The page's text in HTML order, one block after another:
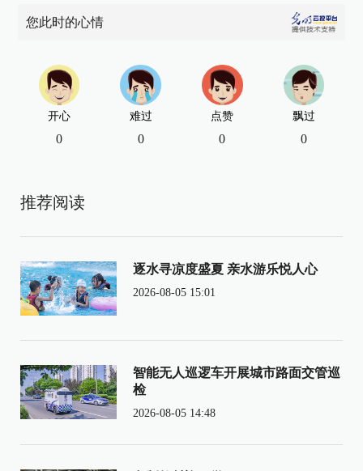
您此时的心情
开心
0
难过
0
点赞
0
飘过
0
推荐阅读
逐水寻凉度盛夏 亲水游乐悦人心
2026-08-05 15:01
智能无人巡逻车开展城市路面交管巡
检
2026-08-05 14:48